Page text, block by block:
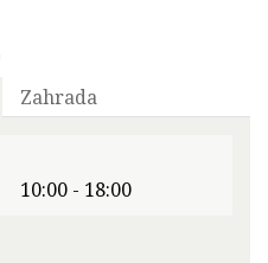
Zahrada
10:00 - 18:00